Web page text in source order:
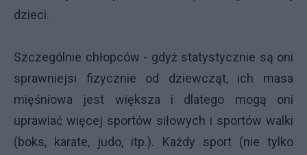
dzieci.
Szczególnie chłopców - gdyż statystycznie są oni
sprawniejsi fizycznie od dziewcząt, ich masa
mięśniowa jest większa i dlatego mogą oni
uprawiać więcej sportów siłowych i sportów walki
(boks, karate, judo, itp.). Każdy sport (nie tylko